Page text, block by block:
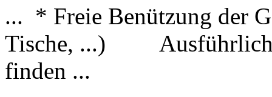
... * Freie Benützung der
Tische, ...)
finden ...